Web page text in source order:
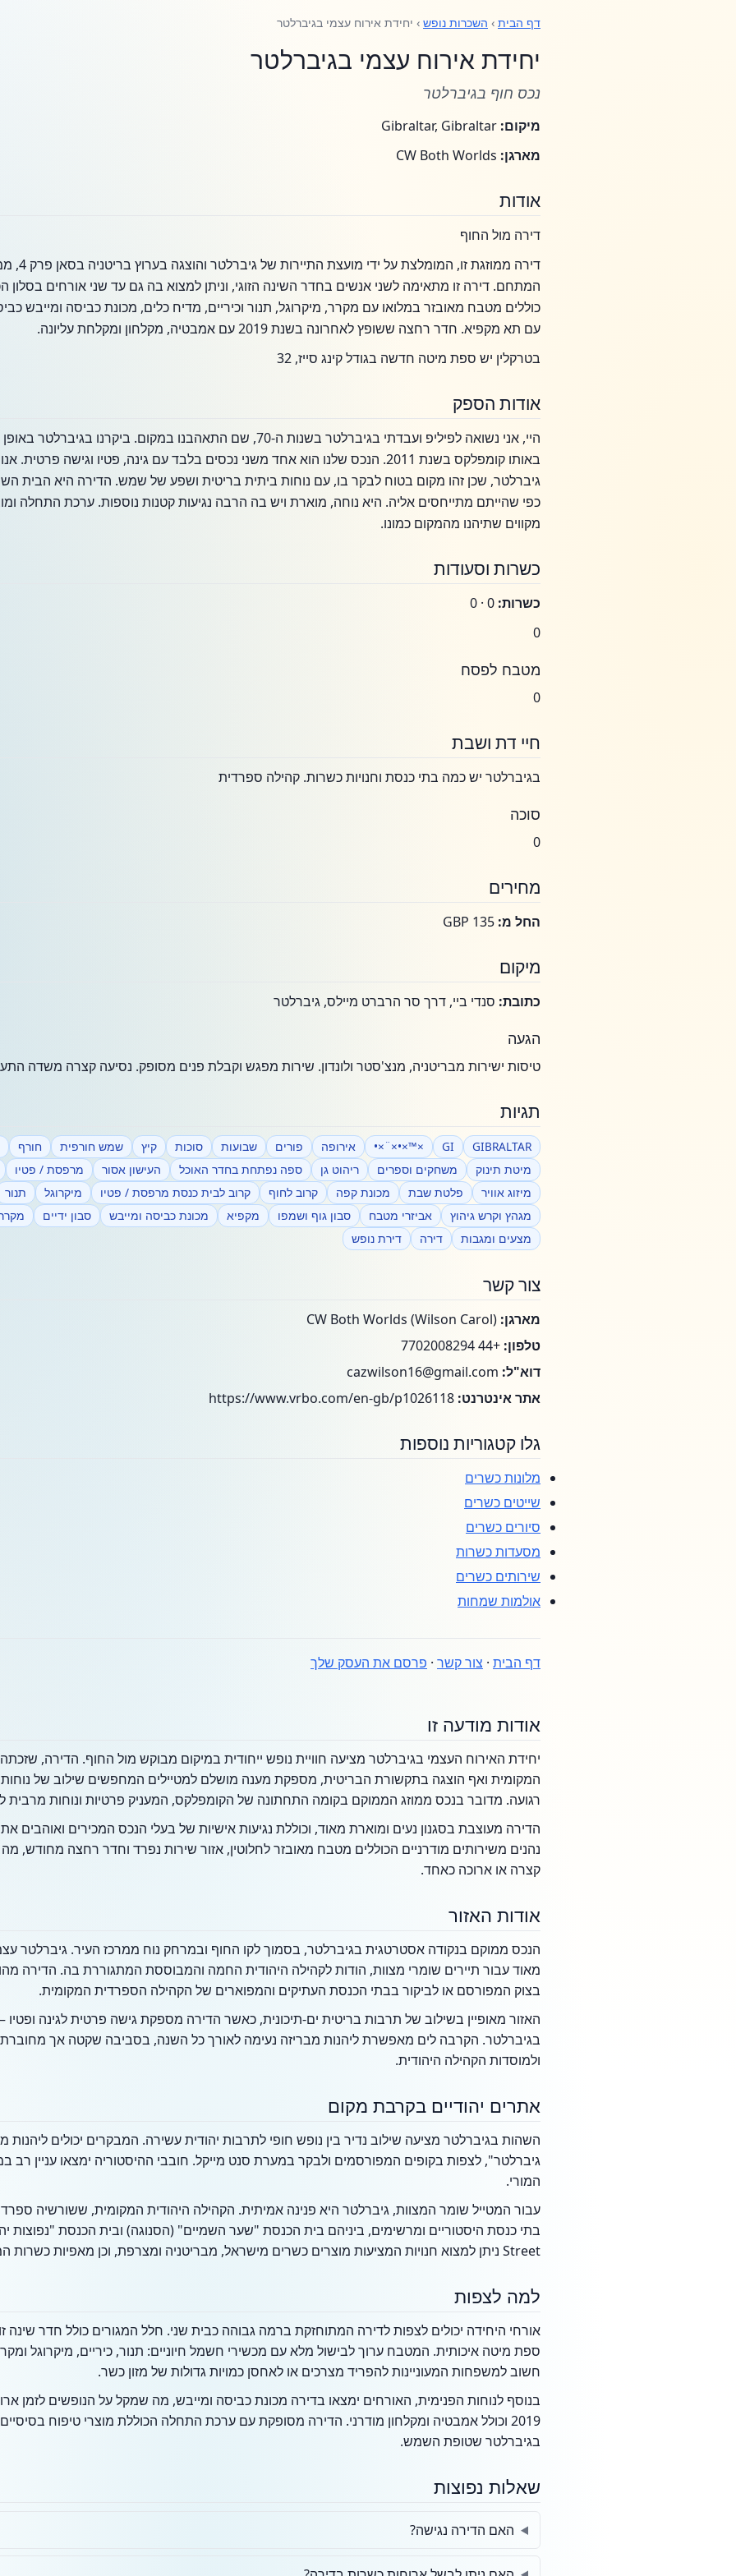
דף הבית › השכרות נופש › יחידת אירוח עצמי בגיברלטר
יחידת אירוח עצמי בגיברלטר
נכס חוף בגיברלטר
מיקום:
מארגן:
אודות
דירה מול החוף
דירה
המתחם. דירה זו מתאימה לשני אנשים בחדר השינה הזוגי, וניתן למצוא בה גם עד שני אורחים בסלון
כוללים מטבח מאובזר במלואו עם מקרר, מיקרוגל, תנור וכיריים, מדיח כלים, מכונת כביסה ומייבש
עם תא מקפיא. חדר רחצה ששופץ לאחרונה בשנת 2019 עם אמבטיה, מקלחון ומקלחת עליונה.
בטרקלין יש ספת מיטה חדשה בגודל קינג סייז, 32
אודות הספק
היי, אני נשואה לפיליפ ועבדתי בגיברלטר בשנות ה-70, שם התאהבנו במקום.
באותו קומפלקס בשנת 2011. הנכס שלנו הוא אחד משני נכסים בלבד עם גינה, פטיו וגישה
גיברלטר, שכן זהו מקום בטוח לבקר בו, עם נוחות ביתית בריטית ושפע של שמש. הדירה היא הבית
כפי שהייתם מתייחסים אליה. היא נוחה, מוארת ויש בה הרבה נגיעות קטנות נוספות. ערכת התחלה
מקווים שתיהנו מהמקום כמונו.
כשרות וסעודות
כשרות:
0
מטבח לפסח
0
חיי דת ושבת
בגיברלטר יש כמה בתי כנסת וחנויות כשרות. קהילה ספרדית
סוכה
0
מחירים
החל מ:
מיקום
כתובת: סנדי ביי, דרך סר הרברט מיילס, גיברלטר
הגעה
טיסות ישירות מבריטניה, מנצ'סטר ולונדון. שירות מפגש וקבלת פנים מסופק. נסיעה קצרה משדה
תגיות
GIBRALTAR
GI
×™×•×¨×• אירופה פורים שבועות סוכות קיץ שמש חורפית
חורף
מיטת תינוק
משחקים וספרים ריהוט גן ספה נפתחת בחדר האוכל העישון אסור
מרפסת / פטיו
מיזוג אוויר
פלטת שבת מכונת קפה קרוב לחוף קרוב לבית כנסת מרפסת / פטיו מיקרוגל
תנור
מגהץ וקרש גיהוץ
אביזרי מטבח סבון גוף ושמפו מקפיא מכונת כביסה ומייבש סבון ידיים
מצעים ומגבות
דירה דירת נופש
צור קשר
מארגן:
טלפון: +44 7702008294
דוא"ל: cazwilson16@gmail.com
אתר אינטרנט:
גלו קטגוריות נוספות
מלונות כשרים
שייטים כשרים
סיורים כשרים
מסעדות כשרות
שירותים כשרים
אולמות שמחות
דף הבית · צור קשר · פרסם את העסק שלך
אודות מודעה זו
יחידת האירוח העצמי בגיברלטר מציעה חוויית נופש ייחודית במיקום מבוקש מול החוף. הדירה,
המקומית ואף הוצגה בתקשורת הבריטית, מספקת מענה מושלם למטיילים המחפשים שילוב של נוחות
רגועה. מדובר בנכס ממוזג הממוקם בקומה התחתונה של הקומפלקס, המעניק פרטיות ונוחות מרבית
הדירה מעוצבת בסגנון נעים ומוארת מאוד, וכוללת נגיעות אישיות של בעלי הנכס המכירים ואוהבים
נהנים משירותים מודרניים הכוללים מטבח מאובזר לחלוטין, אזור שירות נפרד וחדר רחצה
קצרה או ארוכה כאחד.
אודות האזור
הנכס ממוקם בנקודה אסטרטגית בגיברלטר, בסמוך לקו החוף ובמרחק נוח ממרכז העיר. גיברלטר
מאוד עבור תיירים שומרי מצוות, הודות לקהילה היהודית החמה והמבוססת המתגוררת בה. הדירה
בצוק המפורסם או לביקור בבתי הכנסת העתיקים והמפוארים של הקהילה הספרדית המקומית.
האזור מאופיין בשילוב של תרבות בריטית ים-תיכונית, כאשר הדירה מספקת גישה פרטית לגינה ופטיו –
בגיברלטר. הקרבה לים מאפשרת ליהנות מבריזה נעימה לאורך כל השנה, בסביבה שקטה אך מחוברת
ולמוסדות הקהילה היהודית.
אתרים יהודיים בקרבת מקום
השהות בגיברלטר מציעה שילוב נדיר בין נופש חופי לתרבות יהודית עשירה. המבקרים יכולים
גיברלטר", לצפות בקופים המפורסמים ולבקר במערת סנט מייקל. חובבי ההיסטוריה ימצאו עניין רב
המורי.
עבור המטייל שומר המצוות, גיברלטר היא פנינה אמיתית. הקהילה היהודית המקומית, ששורשיה
Street ניתן למצוא חנויות המציעות מוצרים כשרים מישראל, מבריטניה ומצרפת, וכן מאפיות כשרות המשרתות את הקהילה והתיירים.
למה לצפות
אורחי היחידה יכולים לצפות לדירה המתוחזקת ברמה גבוהה כבית שני. חלל המגורים כולל חדר שינה
ספת מיטה איכותית. המטבח ערוך לבישול מלא עם מכשירי חשמל חיוניים: תנור, כיריים, מיקרוגל
חשוב למשפחות המעוניינות להפריד מצרכים או לאחסן כמויות גדולות של מזון כשר.
בנוסף לנוחות הפנימית, האורחים ימצאו בדירה מכונת כביסה ומייבש, מה שמקל על הנופשים לזמן
2019 וכולל אמבטיה ומקלחון מודרני. הדירה מסופקת עם ערכת התחלה הכוללת מוצרי טיפוח
בגיברלטר שטופת השמש.
שאלות נפוצות
האם הדירה נגישה?